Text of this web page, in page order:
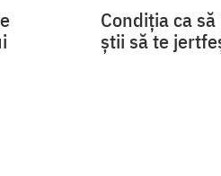
Condiția ca
știi să te